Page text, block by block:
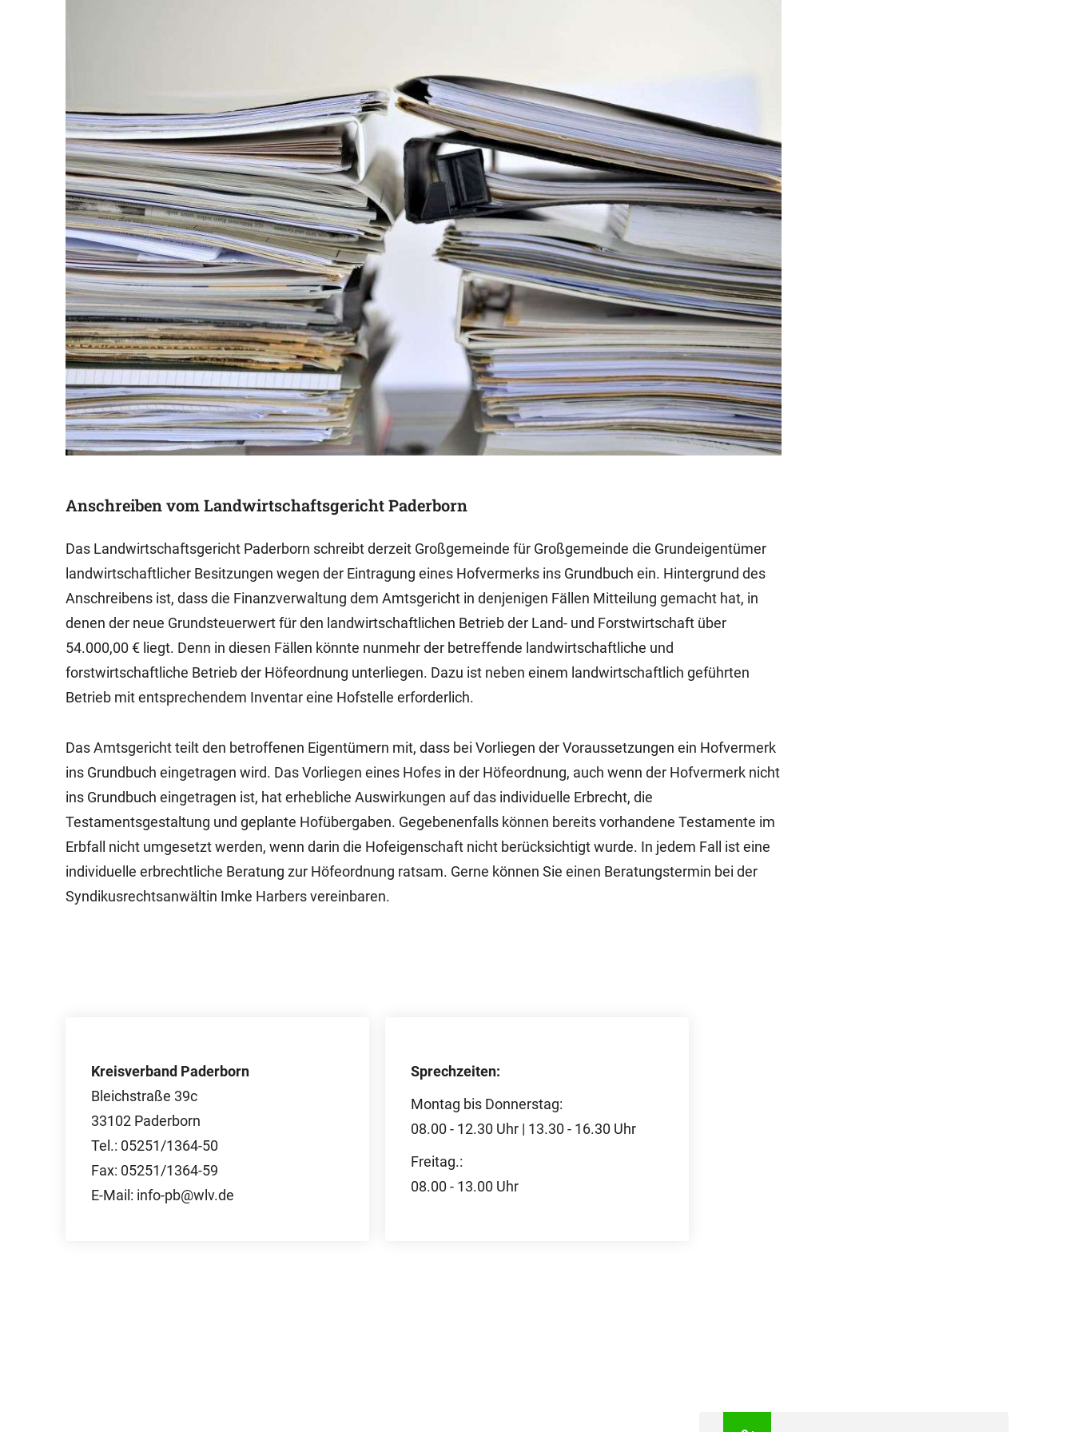
Anschreiben vom Landwirtschaftsgericht Paderborn
Das Landwirtschaftsgericht Paderborn schreibt derzeit Großgemeinde für Großgemeinde die Grundeigentümer
landwirtschaftlicher Besitzungen wegen der Eintragung eines Hofvermerks ins Grundbuch ein. Hintergrund des
Anschreibens ist, dass die Finanzverwaltung dem Amtsgericht in denjenigen Fällen Mitteilung gemacht hat, in
denen der neue Grundsteuerwert für den landwirtschaftlichen Betrieb der Land- und Forstwirtschaft über
54.000,00 € liegt. Denn in diesen Fällen könnte nunmehr der betreffende landwirtschaftliche und
forstwirtschaftliche Betrieb der Höfeordnung unterliegen. Dazu ist neben einem landwirtschaftlich geführten
Betrieb mit entsprechendem Inventar eine Hofstelle erforderlich.
Das Amtsgericht teilt den betroffenen Eigentümern mit, dass bei Vorliegen der Voraussetzungen ein Hofvermerk
ins Grundbuch eingetragen wird. Das Vorliegen eines Hofes in der Höfeordnung, auch wenn der Hofvermerk nicht
ins Grundbuch eingetragen ist, hat erhebliche Auswirkungen auf das individuelle Erbrecht, die
Testamentsgestaltung und geplante Hofübergaben. Gegebenenfalls können bereits vorhandene Testamente im
Erbfall nicht umgesetzt werden, wenn darin die Hofeigenschaft nicht berücksichtigt wurde. In jedem Fall ist eine
individuelle erbrechtliche Beratung zur Höfeordnung ratsam. Gerne können Sie einen Beratungstermin bei der
Syndikusrechtsanwältin Imke Harbers vereinbaren.
Kreisverband Paderborn
Bleichstraße 39c
33102 Paderborn
Tel.: 05251/1364-50
Fax: 05251/1364-59
E-Mail: info-pb@wlv.de
Sprechzeiten:
Montag bis Donnerstag:
08.00 - 12.30 Uhr | 13.30 - 16.30 Uhr
Freitag.:
08.00 - 13.00 Uhr